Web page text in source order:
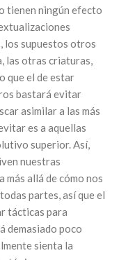
tienen ningún efecto
los supuestos otros
las otras criaturas,
que el de estar
bastará evitar
asimilar a las más
es a aquellas
superior. Así,
nuestras
más allá de cómo nos
partes, así que el
tácticas para
demasiado poco
sienta la